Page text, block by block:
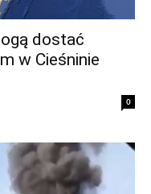
dostać
w Cieśninie
0